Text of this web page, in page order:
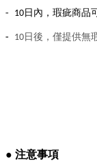
- 10 日內，瑕疵商品
- 10日後，僅提供無
● 注意事項